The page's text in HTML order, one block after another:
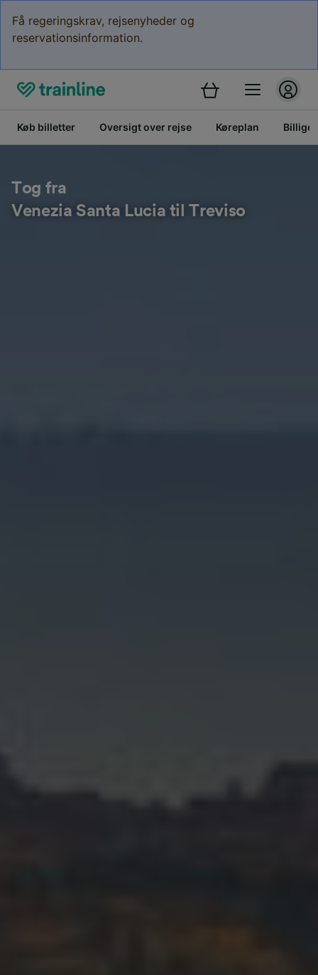
Få regeringskrav, rejsenyheder og
reservationsinformation.
Køb billetter Oversigt over rejse Køreplan Billige
Tog fra
Venezia Santa Lucia til Treviso